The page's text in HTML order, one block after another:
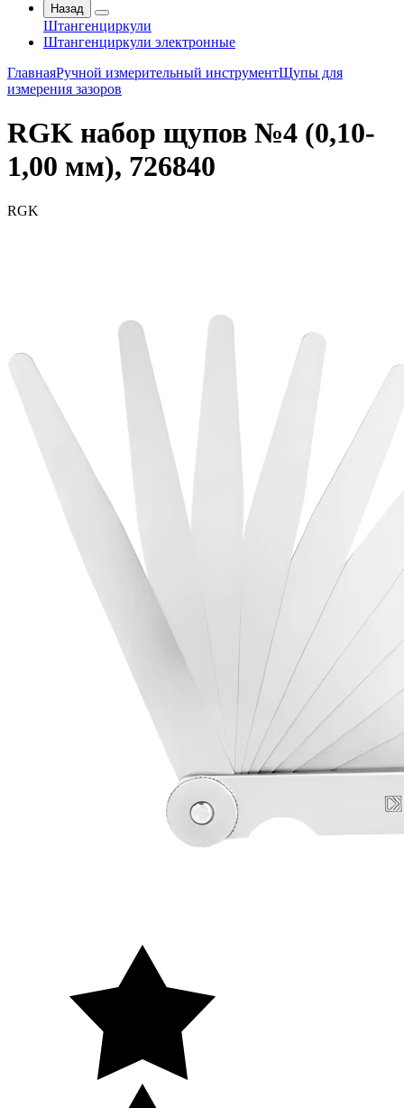
Назад
Штангенциркули
Штангенциркули электронные
ГлавнаяРучной измерительный инструментЩупы для
измерения зазоров
RGK набор щупов №4 (0,10-
1,00 мм), 726840
RGK